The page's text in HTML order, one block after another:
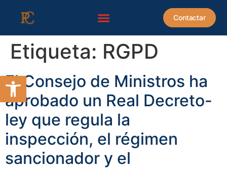
Abrir barra de herramientas
Contactar
Etiqueta: RGPD
El Consejo de Ministros ha
aprobado un Real Decreto-
ley que regula la
inspección, el régimen
sancionador y el